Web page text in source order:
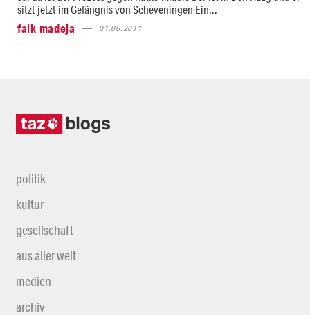
sitzt jetzt im Gefängnis von Scheveningen Ein...
falk madeja
01.06.2011
politik
kultur
gesellschaft
aus aller welt
medien
archiv